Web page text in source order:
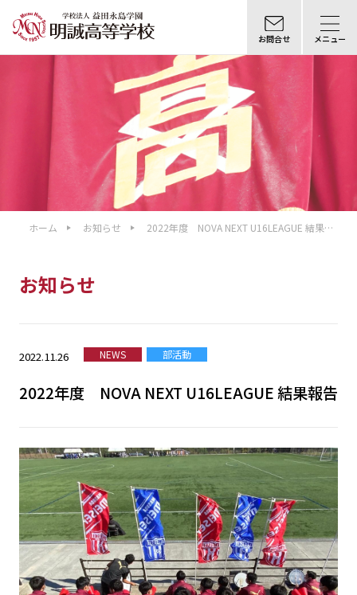
お問合せ メニュー
ホーム お知らせ
2022年度 NOVA NEXT U16LEAGUE 結果報
お知らせ
2022.11.26 NEWS 部活動
2022年度 NOVA NEXT U16LEAGUE 結果報告